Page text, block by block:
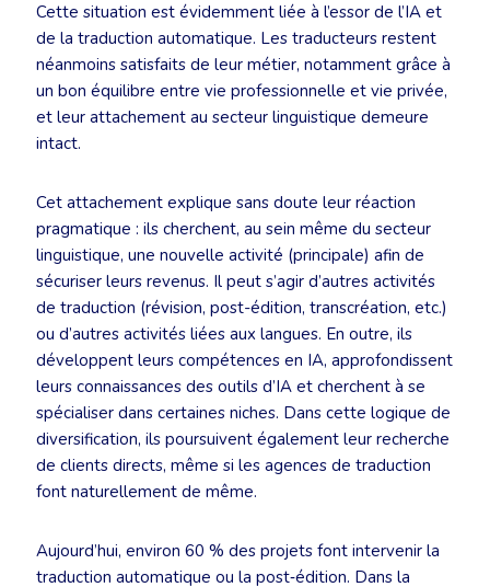
Cette situation est évidemment liée à l’essor de l’IA et
de la traduction automatique. Les traducteurs restent
néanmoins satisfaits de leur métier, notamment grâce à
un bon équilibre entre vie professionnelle et vie privée,
et leur attachement au secteur linguistique demeure
intact.
Cet attachement explique sans doute leur réaction
pragmatique : ils cherchent, au sein même du secteur
linguistique, une nouvelle activité (principale) afin de
sécuriser leurs revenus. Il peut s’agir d’autres activités
de traduction (révision, post-édition, transcréation, etc.)
ou d’autres activités liées aux langues. En outre, ils
développent leurs compétences en IA, approfondissent
leurs connaissances des outils d’IA et cherchent à se
spécialiser dans certaines niches. Dans cette logique de
diversification, ils poursuivent également leur recherche
de clients directs, même si les agences de traduction
font naturellement de même.
Aujourd’hui, environ 60 % des projets font intervenir la
traduction automatique ou la post‑édition. Dans la